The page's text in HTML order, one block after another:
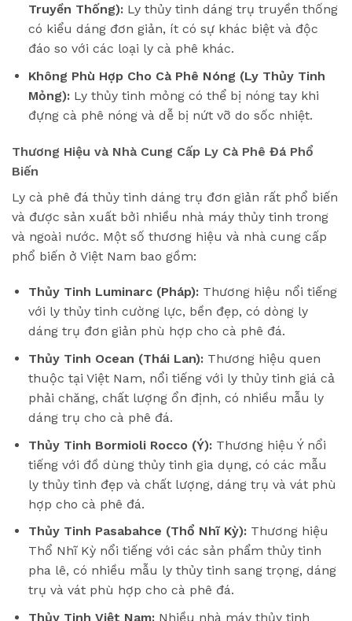
Truyền Thống):Ly thủy tinh dáng trụ truyền thống
có kiểu dáng đơn giản, ít có sự khác biệt và độc
đáo so với các loại ly cà phê khác.
Không Phù Hợp Cho Cà Phê Nóng (Ly Thủy Tinh
Mỏng):Ly thủy tinh mỏng có thể bị nóng tay khi
đựng cà phê nóng và dễ bị nứt vỡ do sốc nhiệt.
Thương Hiệu và Nhà Cung Cấp Ly Cà Phê Đá Phổ
Biến
Ly cà phê đá thủy tinh dáng trụ đơn giản rất phổ biến
và được sản xuất bởi nhiều nhà máy thủy tinh trong
và ngoài nước. Một số thương hiệu và nhà cung cấp
phổ biến ở Việt Nam bao gồm:
Thủy Tinh Luminarc (Pháp):Thương hiệu nổi tiếng
với ly thủy tinh cường lực, bền đẹp, có dòng ly
dáng trụ đơn giản phù hợp cho cà phê đá.
Thủy Tinh Ocean (Thái Lan):Thương hiệu quen
thuộc tại Việt Nam, nổi tiếng với ly thủy tinh giá cả
phải chăng, chất lượng ổn định, có nhiều mẫu ly
dáng trụ cho cà phê đá.
Thủy Tinh Bormioli Rocco (Ý):Thương hiệu Ý nổi
tiếng với đồ dùng thủy tinh gia dụng, có các mẫu
ly thủy tinh đẹp và chất lượng, dáng trụ và vát phù
hợp cho cà phê đá.
Thủy Tinh Pasabahce (Thổ Nhĩ Kỳ):Thương hiệu
Thổ Nhĩ Kỳ nổi tiếng với các sản phẩm thủy tinh
pha lê, có nhiều mẫu ly thủy tinh sang trọng, dáng
trụ và vát phù hợp cho cà phê đá.
Thủy Tinh Việt Nam:Nhiều nhà máy thủy tinh